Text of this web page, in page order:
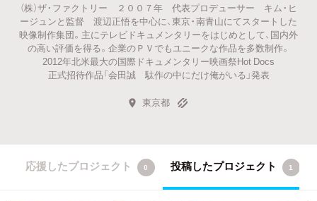
（株）ザ・ファクトリー ２００７年 代表プロデューサー キム・ヒ
ージュンと監督 渡辺正悟を中心に、東京・南青山にてスタートした
映像制作集団。主にテレビドキュメンタリーをはじめとして、国内外
の高い評価を得る。企業のＰＶでもユニークな作品を多数制作。
2012年北米最大の国際ドキュメンタリー映画祭Hot Docs
正式招待作品「会田誠 駄作の中にだけ俺がいる」発表
東京都
応援したプロジェクト 0 投稿したプロジェクト 1